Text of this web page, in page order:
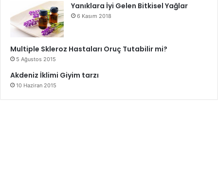
Yanıklara İyi Gelen Bitkisel Yağlar
6 Kasım 2018
Multiple Skleroz Hastaları Oruç Tutabilir mi?
5 Ağustos 2015
Akdeniz İklimi Giyim tarzı
10 Haziran 2015